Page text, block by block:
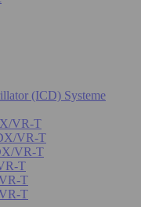
(ICD) Systeme
VR-T
VR-T
VR-T
T
T
T